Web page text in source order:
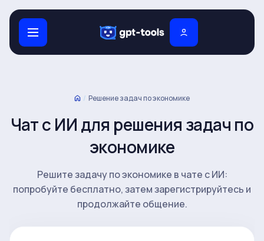
/ Решение задач по экономике
Чат с ИИ для решения задач по
экономике
Решите задачу по экономике в чате с ИИ:
попробуйте бесплатно, затем зарегистрируйтесь и
продолжайте общение.